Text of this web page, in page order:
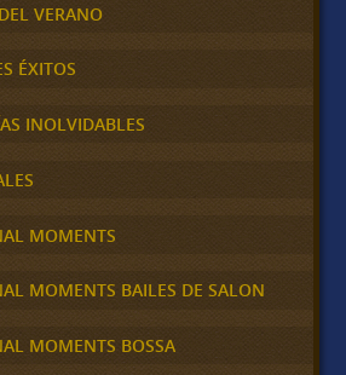
VERANO
ÉXITOS
INOLVIDABLES
MOMENTS
MOMENTS BAILES DE SALON
MOMENTS BOSSA